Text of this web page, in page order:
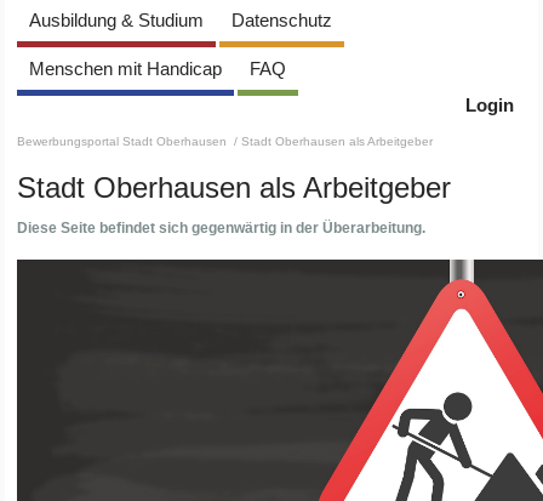
Ausbildung & Studium Datenschutz
Menschen mit Handicap
FAQ
Login
Bewerbungsportal Stadt Oberhausen / Stadt Oberhausen als Arbeitgeber
Stadt Oberhausen als Arbeitgeber
Diese Seite befindet sich gegenwärtig in der Überarbeitung.